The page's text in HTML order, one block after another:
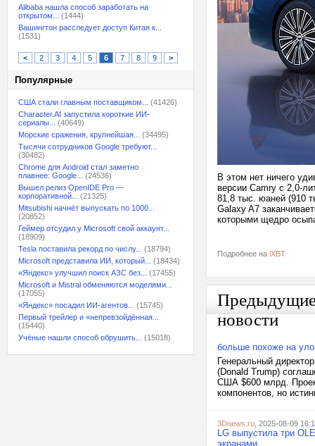
Alibaba нашла способ заработать на
открытом...
(1444)
Вашингтон расследует доступ Китая к...
(1531)
< 2 3 4 5 6 7 8 9 >
Популярные
США стали главным поставщиком...
(41426)
Character.AI запустила короткие ИИ-
сериалы...
(40649)
Морские сражения, крупнейшая...
(34495)
Тысячи сотрудников Google требуют...
(30482)
Chrome для Android стал заметно
плавнее: Google...
(24536)
Вышел релиз OpenIDE Pro —
корпоративной...
(21325)
Mitsubishi начнёт выпускать по 1000...
(20852)
Геймер отсудил у Microsoft свой аккаунт...
(18909)
Tesla поставила рекорд по числу...
(18794)
Microsoft представила ИИ, который...
(18434)
«Яндекс» улучшил поиск АЗС без...
(17455)
Microsoft и Mistral обменяются моделями...
(17055)
«Яндекс» посадил ИИ-агентов...
(15745)
Первый трейлер и «непревзойдённая...
(15440)
Учёные нашли способ обрушить...
(15018)
В этом нет ничего
версии Camry с 2,0-
81,8 тыс. юаней (910
Galaxy A7
которыми щедро
Подробнее на iXBT
новости
больше похоже на
Генеральный
(Donald Trump)
США $600 млрд.
компонентов, но
3Dnews.ru , 2025-08-09
LG выпустила три
экранами